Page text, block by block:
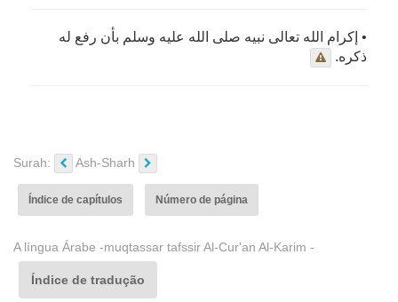
• إكرام الله تعالى نبيه صلى الله عليه وسلم بأن رفع له
ذكره.
Surah: Ash-Sharh
Índice de capítulos Número de página
A língua Árabe -muqtassar tafssir Al-Cur'an Al-Karim -
Índice de tradução